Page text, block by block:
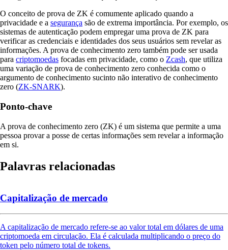
O conceito de prova de ZK é comumente aplicado quando a
privacidade e a segurança são de extrema importância. Por exemplo, os
sistemas de autenticação podem empregar uma prova de ZK para
verificar as credenciais e identidades dos seus usuários sem revelar as
informações. A prova de conhecimento zero também pode ser usada
para criptomoedas focadas em privacidade, como o Zcash, que utiliza
uma variação de prova de conhecimento zero conhecida como o
argumento de conhecimento sucinto não interativo de conhecimento
zero (ZK-SNARK).
Ponto-chave
A prova de conhecimento zero (ZK) é um sistema que permite a uma
pessoa provar a posse de certas informações sem revelar a informação
em si.
Palavras relacionadas
Capitalização de mercado
A capitalização de mercado refere-se ao valor total em dólares de uma
criptomoeda em circulação. Ela é calculada multiplicando o preço do
token pelo número total de tokens.